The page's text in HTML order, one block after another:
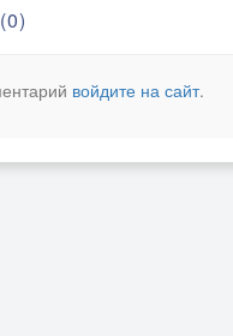
войдите на сайт.